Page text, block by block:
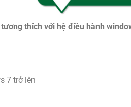
thích với hệ điều hành
7 trở lên